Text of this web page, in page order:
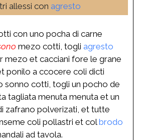
allessi con agresto
con uno pocha di carne
mezo cotti, togli agresto
mezo et cacciani fore le grane
ponilo a ccocere coli dicti
sonno cotti, togli un pocho de
tagliata menuta menuta et un
zafrano polverizati, et tutte
coli pollastri et colbrodo
ad tavola.